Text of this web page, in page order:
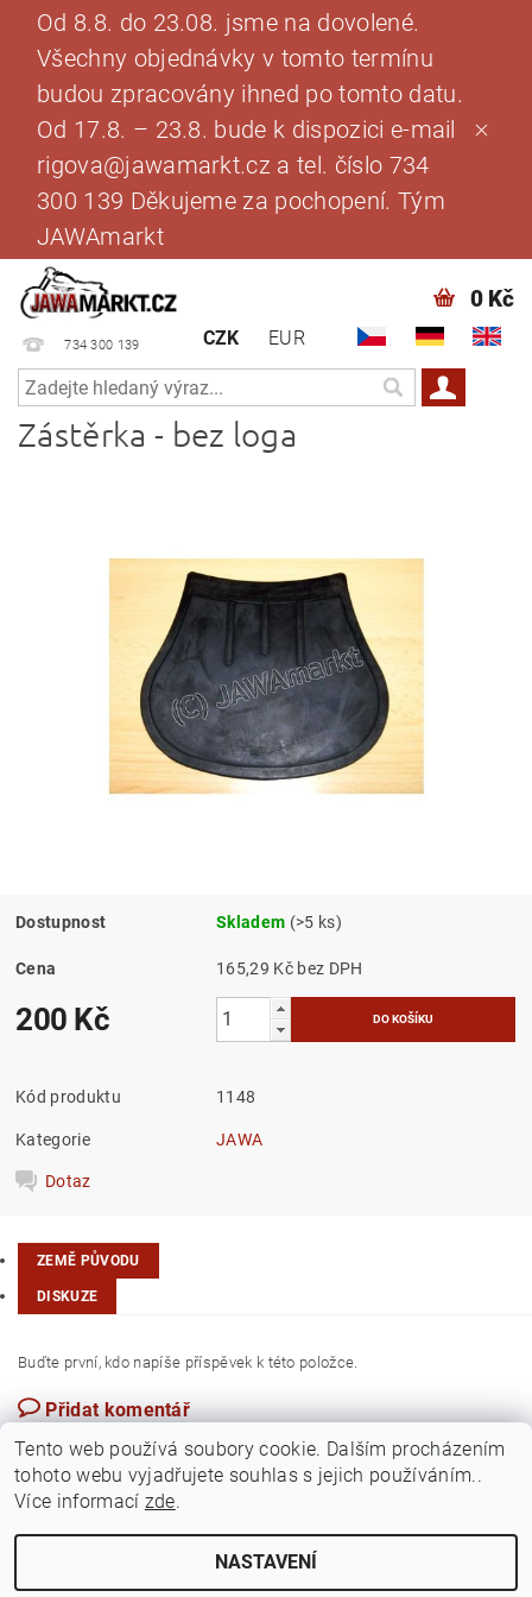
Od 8.8. do 23.08. jsme na dovolené.
Všechny objednávky v tomto termínu
budou zpracovány ihned po tomto datu.
Od 17.8. – 23.8. bude k dispozici e-mail
rigova@jawamarkt.cz a tel. číslo 734
300 139 Děkujeme za pochopení. Tým
JAWAmarkt
734 300 139 CZK EUR
0 Kč
Zástěrka - bez loga
Dostupnost Skladem (>5 ks)
Cena 165,29 Kč bez DPH
200 Kč
Kód produktu 1148
Kategorie JAWA
Dotaz
ZEMĚ PŮVODU
DISKUZE
Buďte první, kdo napíše příspěvek k této položce.
Přidat komentář
Tento web používá soubory cookie. Dalším procházením
tohoto webu vyjadřujete souhlas s jejich používáním..
Více informací zde.
NASTAVENÍ